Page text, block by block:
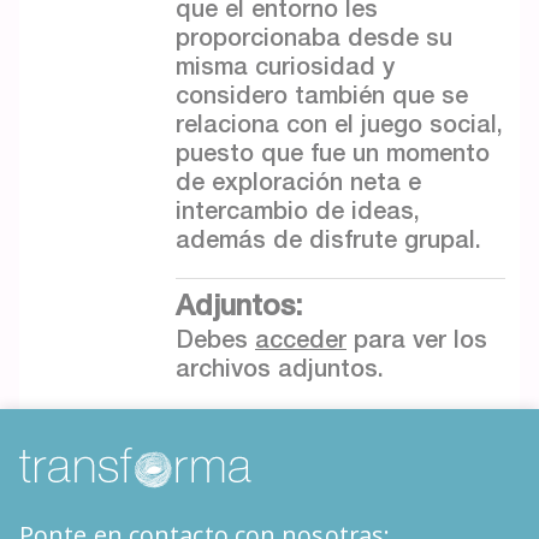
que el entorno les
proporcionaba desde su
misma curiosidad y
considero también que se
relaciona con el juego social,
puesto que fue un momento
de exploración neta e
intercambio de ideas,
además de disfrute grupal.
Adjuntos:
Debes acceder para ver los
archivos adjuntos.